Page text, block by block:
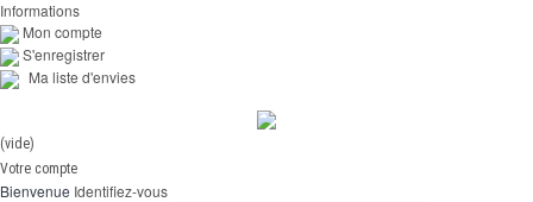
Informations
Mon compte
S'enregistrer
Ma liste d'envies
(vide)
Votre compte
Bienvenue Identifiez-vous